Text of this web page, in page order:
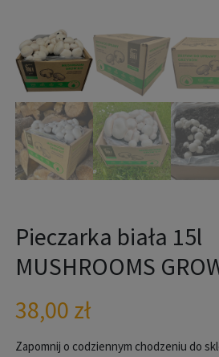
Pieczarka biała 15l
MUSHROOMS
38,00 zł
Zapomnij o codziennym chodzeniu do